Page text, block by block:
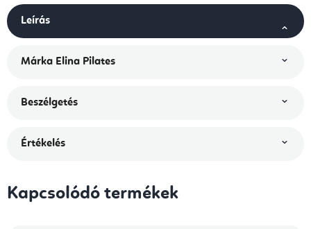
Leírás
Márka Elina Pilates
Beszélgetés
Értékelés
Kapcsolódó termékek